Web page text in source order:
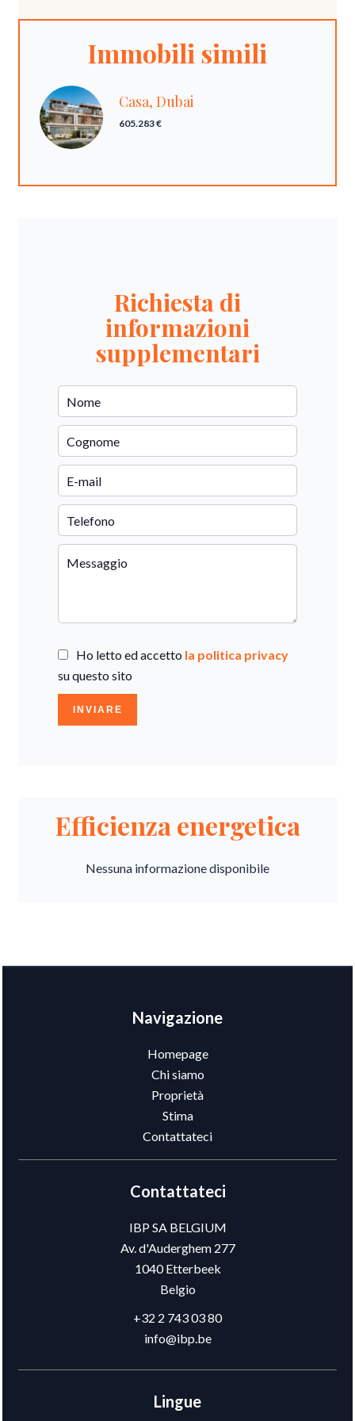
Immobili simili
Casa, Dubai
605.283 €
Richiesta di
informazioni
supplementari
Ho letto ed accetto la politica privacy
su questo sito
INVIARE
Efficienza energetica
Nessuna informazione disponibile
Navigazione
Homepage
Chi siamo
Proprietà
Stima
Contattateci
Contattateci
IBP SA BELGIUM
Av. d'Auderghem 277
1040Etterbeek
Belgio
+32 2 743 03 80
info@ibp.be
Lingue